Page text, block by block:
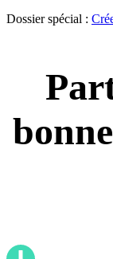
Dossier spécial :